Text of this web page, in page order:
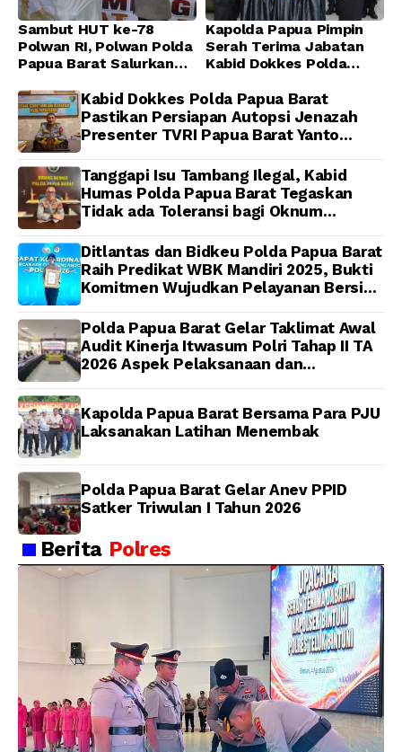
Sambut HUT ke-78
Polwan RI, Polwan Polda
Papua Barat Salurkan
Ibadah Bersama di
Masjid Al-Muhajirin
Kapolda Papua Pimpin
Serah Terima Jabatan
Kabid Dokkes Polda
Kabid Dokkes Polda Papua Barat
Pastikan Persiapan Autopsi Jenazah
Presenter TVRI Papua Barat Yanto
Dijadwalkan Kamis
Tanggapi Isu Tambang Ilegal, Kabid
Humas Polda Papua Barat Tegaskan
Tidak ada Toleransi bagi Oknum
Ditlantas dan Bidkeu Polda Papua Barat
Raih Predikat WBK Mandiri 2025, Bukti
Komitmen Wujudkan Pelayanan Bersih
Polda Papua Barat Gelar Taklimat Awal
Audit Kinerja Itwasum Polri Tahap II TA
2026 Aspek Pelaksanaan dan
Kapolda Papua Barat Bersama Para PJU
Laksanakan Latihan Menembak
Polda Papua Barat Gelar Anev PPID
Satker Triwulan I Tahun 2026
Berita Polres